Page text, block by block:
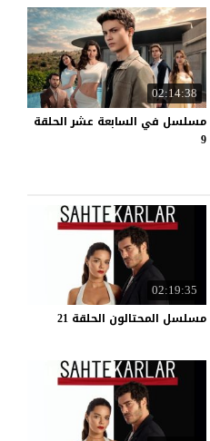
02:14:38
مسلسل في السابعة عشر الحلقة
9
02:19:35
مسلسل المحتالون الحلقة 21